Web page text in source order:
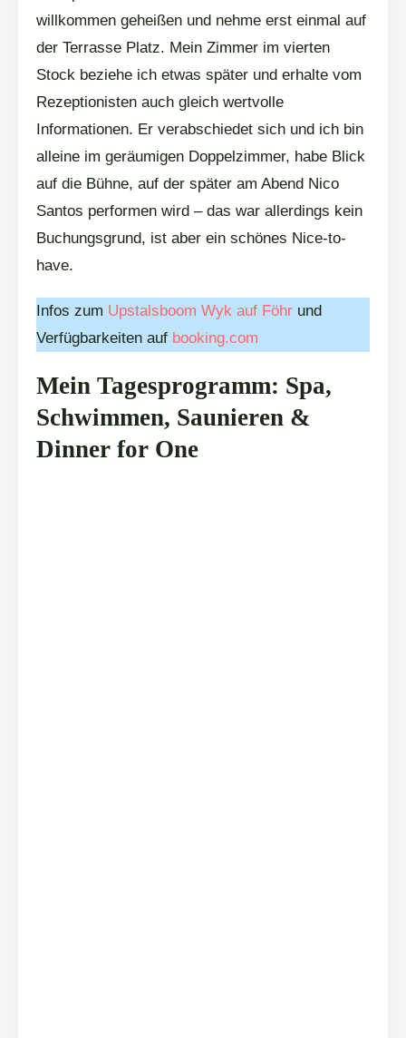
willkommen geheißen und nehme erst einmal auf
der Terrasse Platz. Mein Zimmer im vierten
Stock beziehe ich etwas später und erhalte vom
Rezeptionisten auch gleich wertvolle
Informationen. Er verabschiedet sich und ich bin
alleine im geräumigen Doppelzimmer, habe Blick
auf die Bühne, auf der später am Abend Nico
Santos performen wird – das war allerdings kein
Buchungsgrund, ist aber ein schönes Nice-to-
have.
Infos zum Upstalsboom Wyk auf Föhr und
Verfügbarkeiten auf booking.com
Mein Tagesprogramm: Spa,
Schwimmen, Saunieren &
Dinner for One